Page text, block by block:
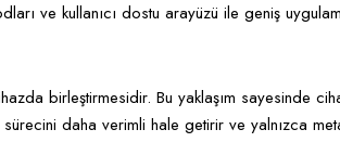
ve kullanıcı dostu arayüzü ile geniş
birleştirmesidir. Bu yaklaşım sayesinde
daha verimli hale getirir ve yalnızca